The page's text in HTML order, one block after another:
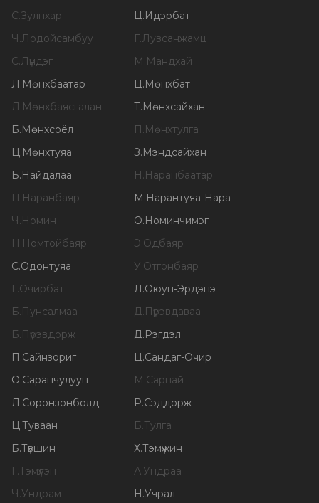
С.Зулпхар Ц.Идэрбат
Ч.Лодойсамбуу Г.Лувсанжамц
С.Лүндэг М.Мандхай
Л.Мөнхбаатар Ц.Мөнхбат
Л.Мөнхбаясгалан Т.Мөнхсайхан
Б.Мөнхсоёл П.Мөнхтулга
Ц.Мөнхтуяа З.Мэндсайхан
Б.Найдалаа Н.Наранбаатар
П.Наранбаяр М.Нарантуяа-Нара
Ч.Номин О.Номинчимэг
Н.Номтойбаяр Э.Одбаяр
С.Одонтуяа У.Отгонбаяр
Г.Очирбат Л.Оюун-Эрдэнэ
Б.Пунсалмаа Д.Пүрэвдаваа
Б.Пүрэвдорж Д.Рэгдэл
П.Сайнзориг Ц.Сандаг-Очир
О.Саранчулуун М.Сарнай
Л.Соронзонболд Р.Сэддорж
Ц.Туваан Б.Тулга
Б.Түвшин Х.Тэмүүжин
Г.Тэмүүлэн А.Ундраа
Ч.Ундрам Н.Учрал